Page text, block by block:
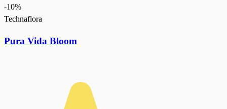
-10%
Technaflora
Pura Vida Bloom